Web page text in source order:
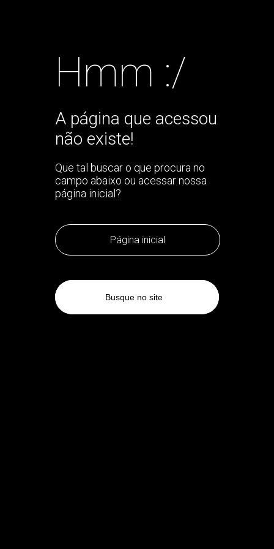
Hmm :/
A página que acessou
não existe!
Que tal buscar o que procura no
campo abaixo ou acessar nossa
página inicial?
Página inicial